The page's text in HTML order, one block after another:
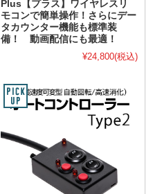
Plus【プラス】ワイヤレスリ
モコンで簡単操作！さらにデー
タカウンター機能も標準装
備！ 動画配信にも最適！
¥24,800(税込)